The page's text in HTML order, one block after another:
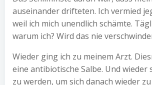
auseinander drifteten. Ich vermied
weil ich mich unendlich schämte.
warum ich? Wird das nie
Wieder ging ich zu meinem Arzt.
eine antibiotische Salbe. Und wieder
zu werden, um sich danach wieder